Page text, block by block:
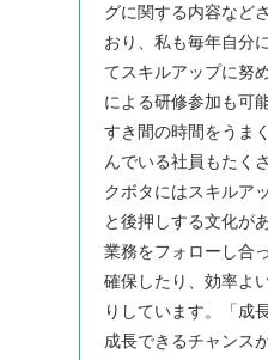
グに関する内容など
おり、私も毎年自分
てスキルアップに努
による研修参加も可
すき間の時間をうま
んでいる社員もたく
クボタにはスキルア
と後押しする文化が
業務をフォローし合
確保したり、効率よ
りしています。「成
成長できるチャンス